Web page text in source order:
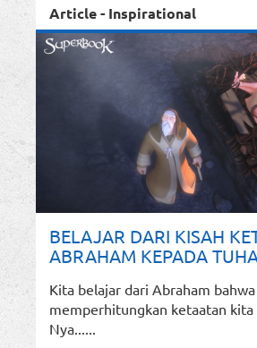
Article - Inspirational
BELAJAR DARI KISAH
ABRAHAM KEPADA
Kita belajar dari Abraham
memperhitungkan ketaatan kita
Nya......